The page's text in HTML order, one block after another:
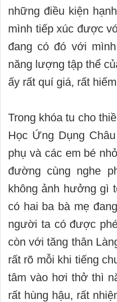
những điều kiện
mình tiếp xúc được
đang có đó với
năng lượng tập thể
ấy rất quí giá, rất
Trong khóa tu cho
Học Ứng Dụng
phụ và các em bé
đường cùng nghe
không ảnh hưởng gì
có hai ba bà mẹ
người ta có được
còn với tăng thân
rất rõ mỗi khi tiếng
tâm vào hơi thở thì
rất hùng hậu, rất